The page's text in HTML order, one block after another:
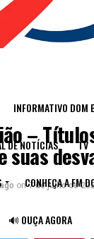
INFORMATIVO DOM
DE NOTÍCIAS TV
CONHEÇA A FM
🔊 OUÇA AGORA
–
suas
on 7 de julho de